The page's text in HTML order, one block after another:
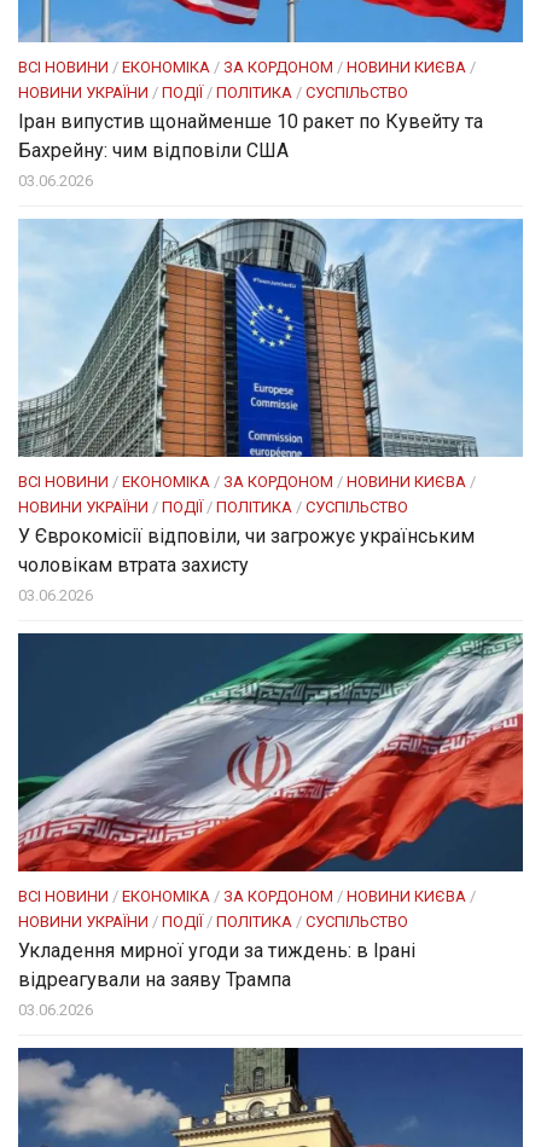
ВСІ НОВИНИ / ЕКОНОМІКА / ЗА КОРДОНОМ / НОВИНИ КИЄВА /
НОВИНИ УКРАЇНИ / ПОДІЇ / ПОЛІТИКА / СУСПІЛЬСТВО
Іран випустив щонайменше 10 ракет по Кувейту та
Бахрейну: чим відповіли США
03.06.2026
ВСІ НОВИНИ / ЕКОНОМІКА / ЗА КОРДОНОМ / НОВИНИ КИЄВА /
НОВИНИ УКРАЇНИ / ПОДІЇ / ПОЛІТИКА / СУСПІЛЬСТВО
У Єврокомісії відповіли, чи загрожує українським
чоловікам втрата захисту
03.06.2026
ВСІ НОВИНИ / ЕКОНОМІКА / ЗА КОРДОНОМ / НОВИНИ КИЄВА /
НОВИНИ УКРАЇНИ / ПОДІЇ / ПОЛІТИКА / СУСПІЛЬСТВО
Укладення мирної угоди за тиждень: в Ірані
відреагували на заяву Трампа
03.06.2026